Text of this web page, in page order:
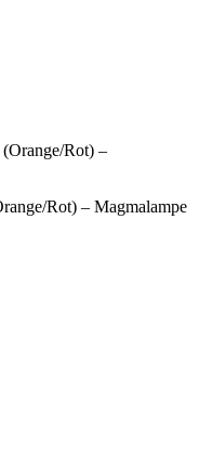
Rot) – Magmalampe